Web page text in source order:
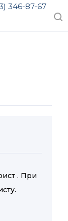
346-87-67
. При